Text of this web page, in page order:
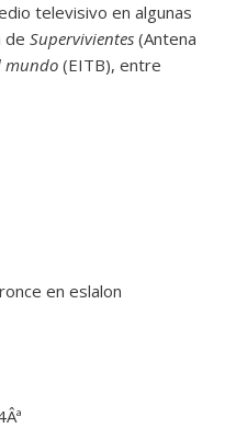
televisivo en algunas
de Supervivientes (Antena
mundo (EITB), entre
en eslalon